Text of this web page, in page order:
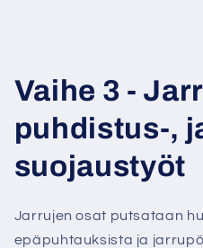
Vaihe 3 -
puhdistus-,
suojaustyöt
Jarrujen osat putsataan
epäpuhtauksista ja